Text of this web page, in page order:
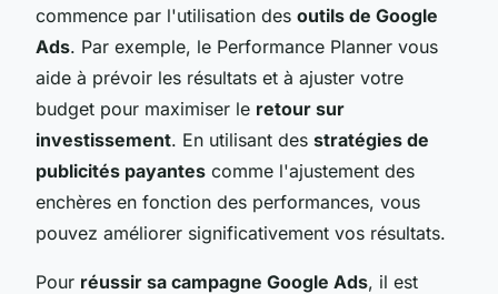
commence par l'utilisation des outils de Google
Ads. Par exemple, le Performance Planner vous
aide à prévoir les résultats et à ajuster votre
budget pour maximiser le retour sur
investissement. En utilisant des stratégies de
publicités payantes comme l'ajustement des
enchères en fonction des performances, vous
pouvez améliorer significativement vos résultats.
Pour réussir sa campagne Google Ads, il est